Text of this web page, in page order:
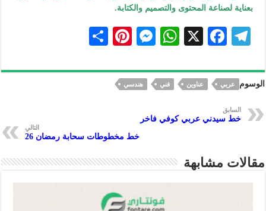
بعناية لصناعة المحتوى والتصميم و الكتابة.
Te
gr
a
m
F
eb
oo
k
X
W
at
s
A
M
se
n
r
Pi
er
ar
الوسوم عربي عناوين فني هندسي
السابق
خط سيدني عربي كوفي فاخر
التالي
خط مخطوطات سحابة رمضان 26
مقالات مشابهة